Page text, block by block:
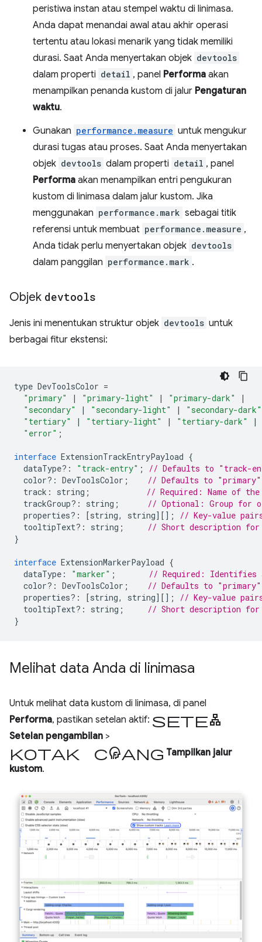
peristiwa instan atau stempel waktu di linimasa.
Anda dapat menandai awal atau akhir operasi
tertentu atau lokasi menarik yang tidak memiliki
durasi. Saat Anda menyertakan objek devtools
dalam properti detail , panel Performa akan
menampilkan penanda kustom di jalur Pengaturan
waktu.
Gunakan performance.measure untuk mengukur
durasi tugas atau proses. Saat Anda menyertakan
objek devtools dalam properti detail , panel
Performa akan menampilkan entri pengukuran
kustom di linimasa dalam jalur kustom. Jika
menggunakan performance.mark sebagai titik
referensi untuk membuat performance.measure ,
Anda tidak perlu menyertakan objek devtools
dalam panggilan performance.mark .
Objek devtools
Jenis ini menentukan struktur objek devtools untuk
berbagai fitur ekstensi:
type DevToolsColor =
"primary"
| "primary-light" | "primary-dark"
|
"secondary"
| "secondary-light" |
"secondary-dark"
"tertiary"
| "tertiary-light" | "tertiary-dark"
|
"error" ;
interface ExtensionTrackEntryPayload {
dataType?: "track-entry" ;
// Defaults to "track-
color?: DevToolsColor ;
// Defaults to "primary"
track : string ;
// Required: Name of
trackGroup?: string ;
// Optional: Group for
properties?: [string, string][];
// Key-value
tooltipText?: string ;
// Short description
}
interface ExtensionMarkerPayload {
dataType : "marker" ;
// Required: Identifies
color?: DevToolsColor ;
// Defaults to "primary"
properties?: [string, string][];
// Key-value
tooltipText?: string ;
// Short description
}
Melihat data Anda di linimasa
Untuk melihat data kustom di linimasa, di panel
Performa, pastikan setelan aktif: setelan
Setelan pengambilan >
kotak centang Tampilkan jalur
kustom.